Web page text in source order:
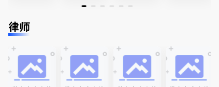
进”的RCIC-
IRB持牌移
签各类签证
民和魁北克
PEQ60472
08731
作机会 移
商业移民，
名校申请
团聚，投资
移民以及各
类省提名和
技术移民
律师